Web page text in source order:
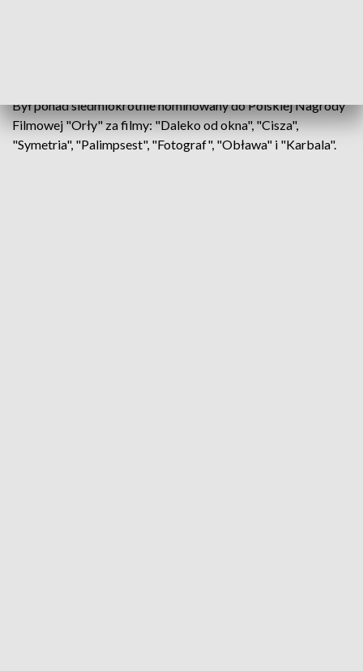
Był ponad siedmiokrotnie nominowany do Polskiej Nagrody
Filmowej "Orły" za filmy: "Daleko od okna", "Cisza",
"Symetria", "Palimpsest", "Fotograf", "Obława" i "Karbala".